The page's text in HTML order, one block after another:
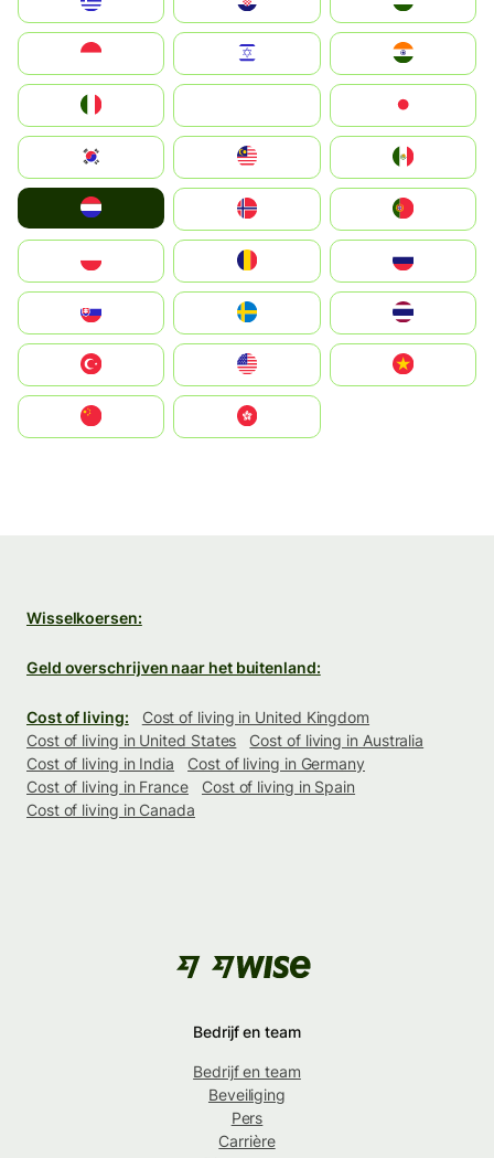
South Korea
United States
中國香港特別行政區
Wisselkoersen:
Geld overschrijven naar het buitenland:
Cost of living:
Cost of living in United Kingdom
Cost of living in United States
Cost of living in Australia
Cost of living in India
Cost of living in Germany
Cost of living in France
Cost of living in Spain
Cost of living in Canada
Bedrijf en team
Bedrijf en team
Beveiliging
Pers
Carrière